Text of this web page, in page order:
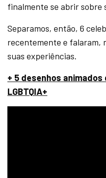
finalmente se abrir sobre
Separamos, então, 6
recentemente e falaram,
suas experiências.
+ 5 desenhos
LGBTQIA+